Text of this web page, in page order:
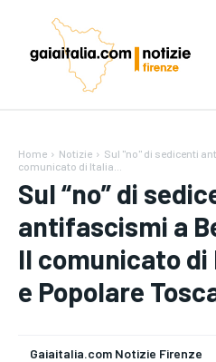
Home Notizie
Sul "no" di sedicenti
comunicato di Italia...
Sul “no” di
antifascismi a
Il comunicato
e Popolare
Gaiaitalia.com Notizie Firenze